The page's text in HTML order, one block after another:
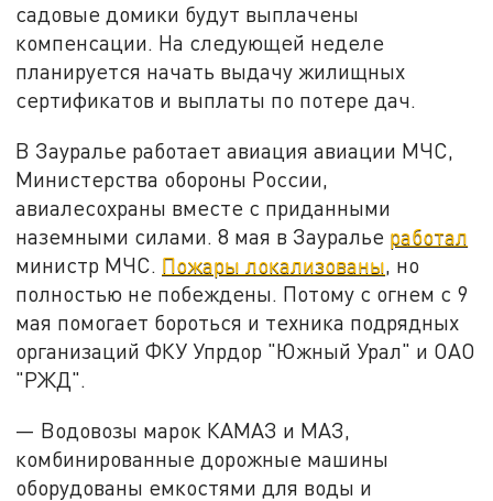
садовые домики будут выплачены
компенсации. На следующей неделе
планируется начать выдачу жилищных
сертификатов и выплаты по потере дач.
В Зауралье работает авиация авиации МЧС,
Министерства обороны России,
авиалесохраны вместе с приданными
наземными силами. 8 мая в Зауралье работал
министр МЧС. Пожары локализованы, но
полностью не побеждены. Потому с огнем с 9
мая помогает бороться и техника подрядных
организаций ФКУ Упрдор "Южный Урал" и ОАО
"РЖД".
— Водовозы марок КАМАЗ и МАЗ,
комбинированные дорожные машины
оборудованы емкостями для воды и